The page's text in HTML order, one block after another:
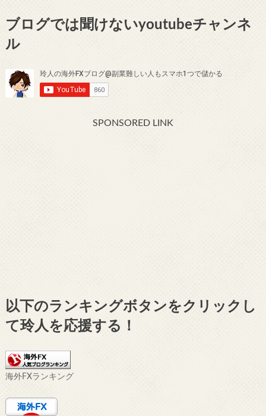
ブログでは聞けないyoutubeチャンネ
ル
SPONSORED LINK
以下のランキングボタンをクリックし
て玲人を応援する！
海外FXランキング